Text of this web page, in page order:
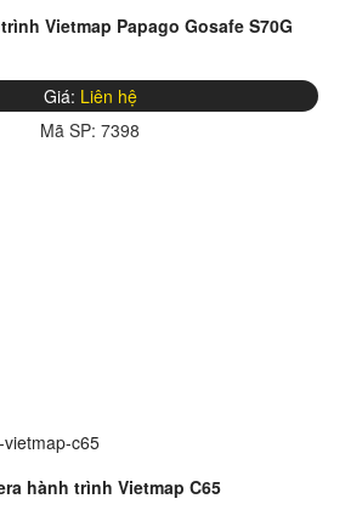
Vietmap Papago Gosafe S70G
Giá: Liên hệ
Mã SP: 7398
hành trình Vietmap C65